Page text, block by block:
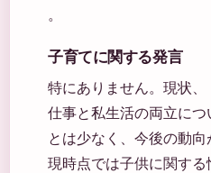
。
子育てに関する発言
特にありません。現状、
仕事と私生活の両立に
とは少なく、今後の動向
現時点では子供に関する